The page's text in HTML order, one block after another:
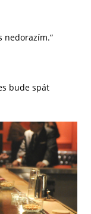
nedorazím.“
bude spát